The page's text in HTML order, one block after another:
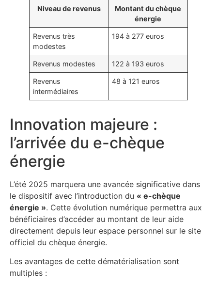
Niveau de revenus
Montant du chèque
énergie
Revenus très
modestes
194 à 277 euros
Revenus modestes 122 à 193 euros
Revenus
intermédiaires
48 à 121 euros
Innovation majeure :
l’arrivée du e-chèque
énergie
L’été 2025 marquera une avancée significative dans
le dispositif avec l’introduction du « e-chèque
énergie ». Cette évolution numérique permettra aux
bénéficiaires d’accéder au montant de leur aide
directement depuis leur espace personnel sur le site
officiel du chèque énergie.
Les avantages de cette dématérialisation sont
multiples :